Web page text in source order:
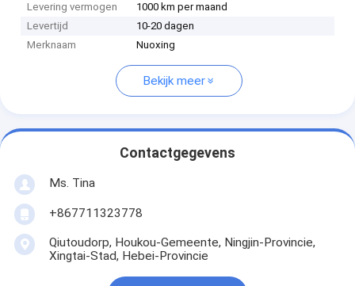
Levering vermogen
1000 km per maand
Levertijd
10-20 dagen
Merknaam
Nuoxing
Bekijk meer
Contactgegevens
Ms. Tina
+867711323778
Qiutoudorp, Houkou-Gemeente, Ningjin-Provincie,
Xingtai-Stad, Hebei-Provincie